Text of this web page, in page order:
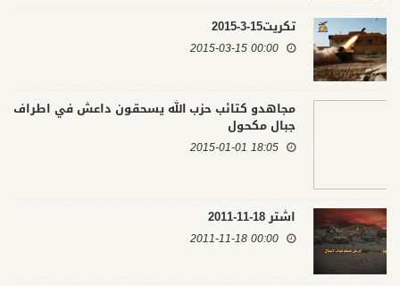
تكريت15-3-2015
00:00 2015-03-15
مجاهدو كتائب حزب الله يسحقون داعش في اطراف
جبال مكحول
18:05 2015-01-01
اشتر 18-11-2011
00:00 2011-11-18